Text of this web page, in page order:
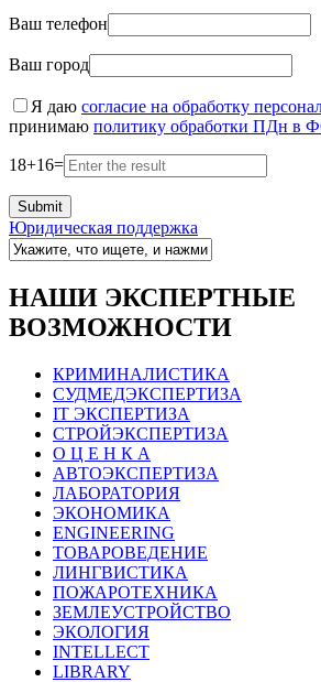
Ваш телефон
Ваш город
Я даю согласие на обработку
принимаю политику обработки ПДн в
18+16=
Юридическая поддержка
НАШИ ЭКСПЕРТНЫЕ
ВОЗМОЖНОСТИ
КРИМИНАЛИСТИКА
СУДМЕДЭКСПЕРТИЗА
IT ЭКСПЕРТИЗА
СТРОЙЭКСПЕРТИЗА
О Ц Е Н К А
АВТОЭКСПЕРТИЗА
ЛАБОРАТОРИЯ
ЭКОНОМИКА
ENGINEERING
ТОВАРОВЕДЕНИЕ
ЛИНГВИСТИКА
ПОЖАРОТЕХНИКА
ЗЕМЛЕУСТРОЙСТВО
ЭКОЛОГИЯ
INTELLECT
LIBRARY